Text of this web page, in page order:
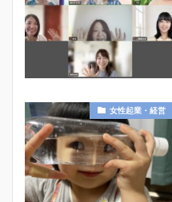
女性起業・経営